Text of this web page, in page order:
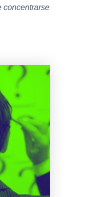
concentrarse